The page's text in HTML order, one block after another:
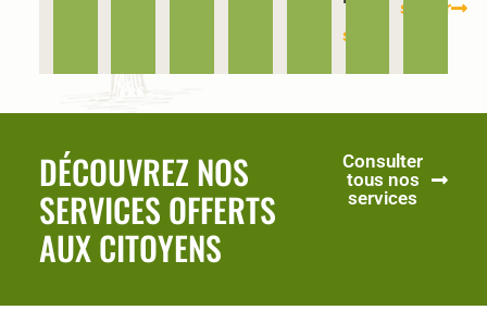
savoir
savoir
DÉCOUVREZ NOS
SERVICES OFFERTS
AUX CITOYENS
Consulter
tous nos
services